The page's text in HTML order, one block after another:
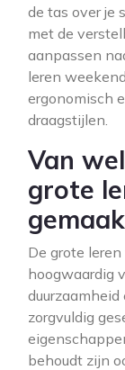
de tas over je
met de
aanpassen
leren
ergonomisch
draagstijlen.
Van
grote
De grote
hoogwaardig
zorgvuldig
behoudt zijn